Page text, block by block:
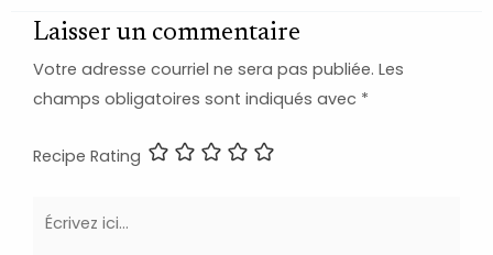
Laisser un commentaire
Votre adresse courriel ne sera pas publiée. Les
champs obligatoires sont indiqués avec *
Recipe Rating
Écrivez